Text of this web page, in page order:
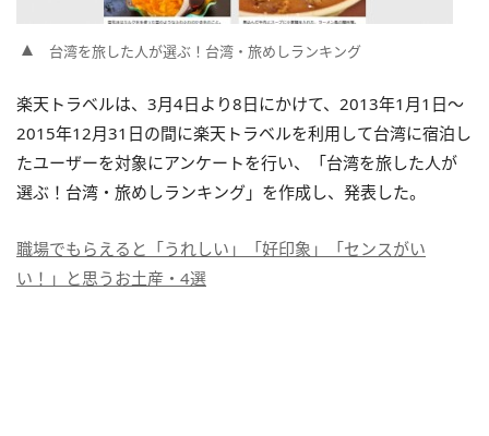
台湾を旅した人が選ぶ！台湾・旅めしランキング
楽天トラベルは、3月4日より8日にかけて、2013年1月1日〜
2015年12月31日の間に楽天トラベルを利用して台湾に宿泊し
たユーザーを対象にアンケートを行い、「台湾を旅した人が
選ぶ！台湾・旅めしランキング」を作成し、発表した。
職場でもらえると「うれしい」「好印象」「センスがい
い！」と思うお土産・4選